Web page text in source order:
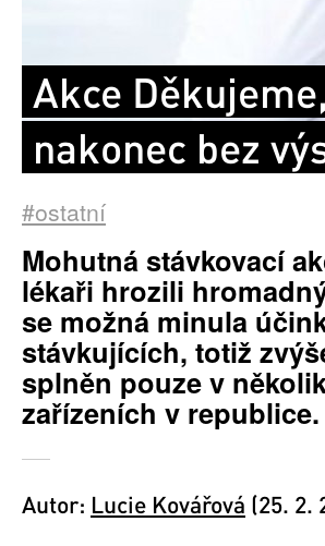
Akce
nakonec bez
#ostatní
Mohutná stávkovací
lékaři hrozili
se možná minula
stávkujících, totiž
splněn pouze v
zařízeních v republice.
Autor: Lucie Kovářová (25. 2.